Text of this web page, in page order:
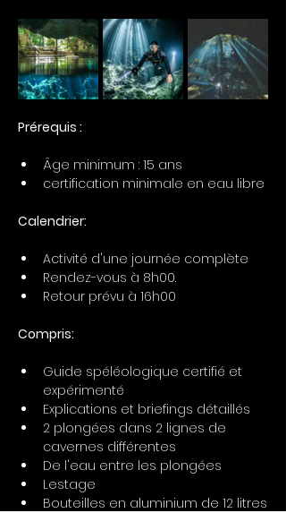
Prérequis :
Âge minimum : 15 ans
certification minimale en eau libre
Calendrier:
Activité d'une journée complète
Rendez-vous à 8h00.
Retour prévu à 16h00
Compris:
Guide spéléologique certifié et
expérimenté
Explications et briefings détaillés
2 plongées dans 2 lignes de
cavernes différentes
De l'eau entre les plongées
Lestage
Bouteilles en aluminium de 12 litres